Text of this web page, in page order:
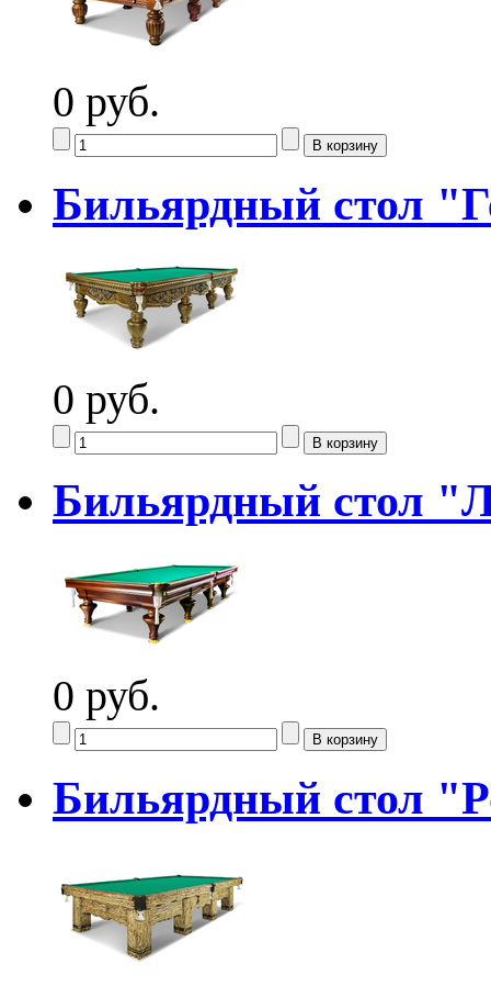
0 руб.
Бильярдный стол
0 руб.
Бильярдный стол
0 руб.
Бильярдный стол